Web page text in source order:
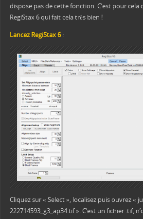
dispose pas de cette fonction. C’est pour
RegiStax 6 qui fait cela très bien !
Lancez RegiStax 6:
Cliquez sur « Select », localisez puis ouvrez «
222714593_g3_ap34.tif ». C’est un fichier .tif,